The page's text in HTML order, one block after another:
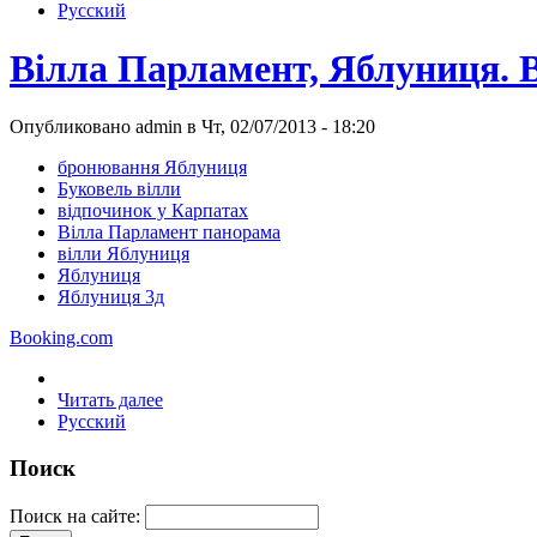
Русский
Вілла Парламент, Яблуниця.
Опубликовано admin в Чт, 02/07/2013 - 18:20
бронювання Яблуниця
Буковель вілли
відпочинок у Карпатах
Вілла Парламент панорама
вілли Яблуниця
Яблуниця
Яблуниця 3д
Booking.com
Читать далее
Русский
Поиск
Поиск на сайте: